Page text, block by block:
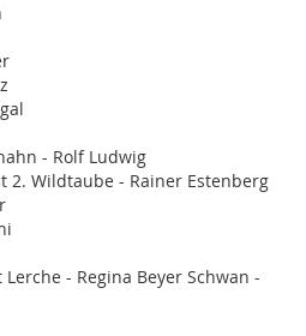
- Rolf Ludwig
2. Wildtaube - Rainer Estenberg
- Regina Beyer Schwan -